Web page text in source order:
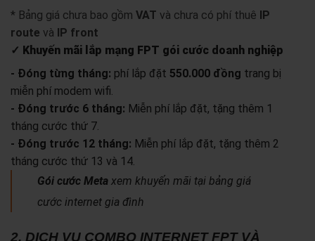
* Bảng giá chưa bao gồm VAT và chưa có phí thuê IP
route và IP front
✓ Khuyến mãi lắp mạng FPT gói cước doanh nghiệp
- Đóng từng tháng: phí lắp đặt 550.000 đồng trang bị
miễn phí modem wifi.
- Đóng trước 6 tháng: Miễn phí lắp đặt, tặng thêm 1
tháng cước thứ 7.
- Đóng trước 12 tháng: Miễn phí lắp đặt, tặng thêm 2
tháng cước thứ 13 và 14.
Gói cước Meta xem khuyến mãi tại bảng giá
cước internet gia đình
2. DỊCH VỤ COMBO INTERNET FPT VÀ